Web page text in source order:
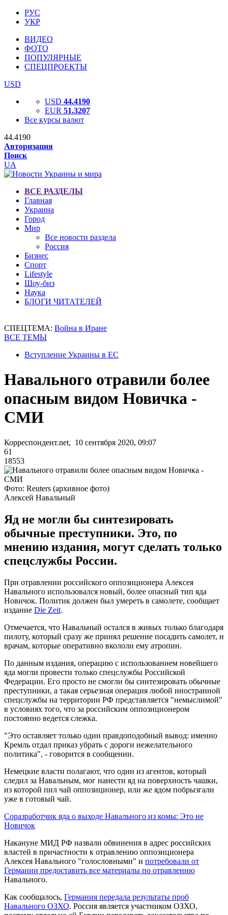
РУС
УКР
ВИДЕО
ФОТО
ПОПУЛЯРНЫЕ
СПЕЦПРОЕКТЫ
USD
USD 44.4190
EUR 51.3207
Все курсы валют
44.4190
Авторизация
Поиск
UA
ВСЕ РАЗДЕЛЫ
Главная
Украина
Город
Мир
Все новости раздела
Россия
Бизнес
Спорт
Lifestyle
Шоу-биз
Наука
БЛОГИ ЧИТАТЕЛЕЙ
СПЕЦТЕМА: Война в Иране
ВСЕ ТЕМЫ
Вступление Украины в ЕС
Навального отравили более
опасным видом Новичка -
СМИ
Корреспондент.net, 10 сентября 2020, 09:07
61
18553
Фото: Reuters (архивное фото)
Алексей Навальный
Яд не могли бы синтезировать
обычные преступники. Это, по
мнению издания, могут сделать только
спецслужбы России.
При отравлении российского оппозиционера Алексея
Навального использовался новый, более опасный тип яда
Новичок. Политик должен был умереть в самолете, сообщает
издание Die Zeit.
Отмечается, что Навальный остался в живых только благодаря
пилоту, который сразу же принял решение посадить самолет, и
врачам, которые оперативно вкололи ему атропин.
По данным издания, операцию с использованием новейшего
яда могли провести только спецслужбы Российской
Федерации. Его просто не смогли бы синтезировать обычные
преступники, а такая серьезная операция любой иностранной
спецслужбы на территории РФ представляется "немыслимой"
в условиях того, что за российским оппозиционером
постоянно ведется слежка.
"Это оставляет только один правдоподобный вывод: именно
Кремль отдал приказ убрать с дороги нежелательного
политика", - говорится в сообщении.
Немецкие власти полагают, что один из агентов, который
следил за Навальным, мог нанести яд на поверхность чашки,
из которой пил чай оппозиционер, или же ядом побрызгали
уже в готовый чай.
Соразработчик яда о выходе Навального из комы: Это не
Новичок
Накануне МИД РФ назвали обвинения в адрес российских
властей в причастности к отравлению оппозиционера
Алексея Навального "голословными" и потребовали от
Германии предоставить все материалы по отравлению
Навального.
Как сообщалось, Германия передала результаты проб
Навального ОЗХО. Россия является участником ОЗХО,